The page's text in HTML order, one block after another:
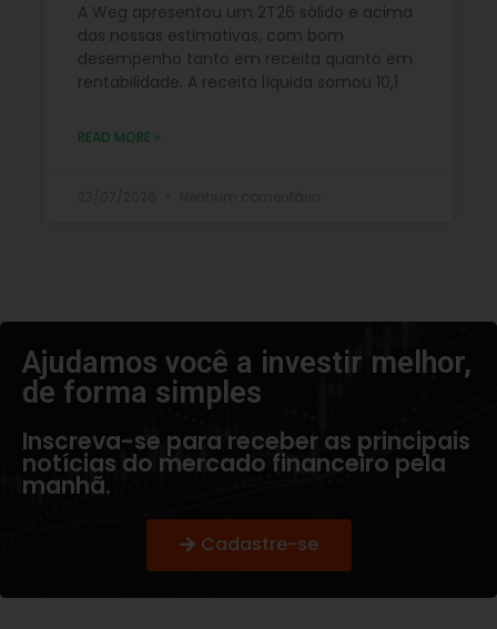
A Weg apresentou um 2T26 sólido e acima
das nossas estimativas, com bom
desempenho tanto em receita quanto em
rentabilidade. A receita líquida somou 10,1
READ MORE »
Ajudamos você a investir melhor,
de forma simples​
Inscreva-se para receber as principais
notícias do mercado financeiro pela
manhã.
Cadastre-se